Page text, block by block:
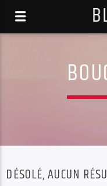
DÉSOLÉ, AUCUN